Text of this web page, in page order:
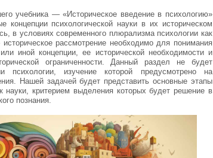
учебника — «Историческое вве­дение в психологию»
пси­хологической науки в их историческом
в условиях современного плюрализма психологии как
историческое рассмотрение необходимо для понимания
иной концепции, ее исторической необходимости и
ограниченности. Данный раздел не будет
психологии, изучение которой предусмотрено на
Нашей задачей будет представить основные этапы
науки, критерием выделения которых будет решение в
познания.